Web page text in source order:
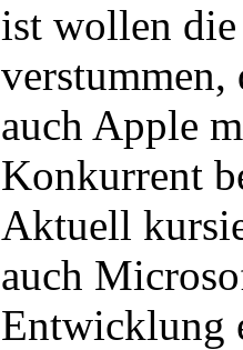
ist wollen
auch Apple
Konkurrent
Aktuell
auch
Entwicklung